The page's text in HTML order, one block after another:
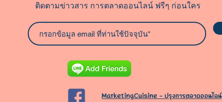
ติดตามข่าวสาร การตลาดออนไลน์ ฟรีๆ ก่อนใคร
MarketingCuisine - ปรุงการตลาดออนไลน์